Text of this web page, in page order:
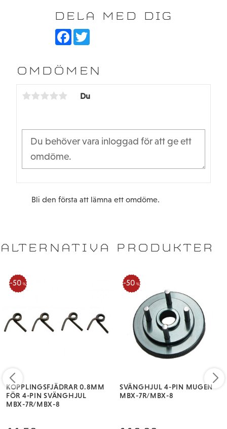
DELA MED DIG
F
b
o
T
t
e
OMDÖMEN
Du
Bli den första att lämna ett omdöme.
ALTERNATIVA PRODUKTER
KOPPLINGSFJÄDRAR 0.8MM
FÖR 4-PIN SVÄNGHJUL
MBX-7R/MBX-8
50 %
SVÄNGHJUL 4-PIN MUGEN
MBX-7R/MBX-8
50 %